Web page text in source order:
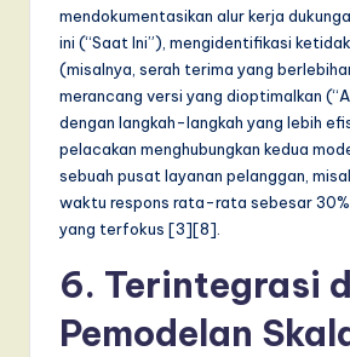
mendokumentasikan alur kerja
ini (“Saat Ini”), mengidentifikasi
(misalnya, serah terima yang
merancang versi yang dioptimalkan
dengan langkah-langkah yang lebih
pelacakan menghubungkan kedua
sebuah pusat layanan pelanggan,
waktu respons rata-rata sebesar 30%
yang terfokus [3][8].
6. Terintegrasi
Pemodelan